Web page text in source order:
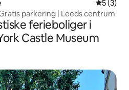
5 ud af 5
5 (3)
parkering | Leeds centrum
ferieboliger i
Castle Museum